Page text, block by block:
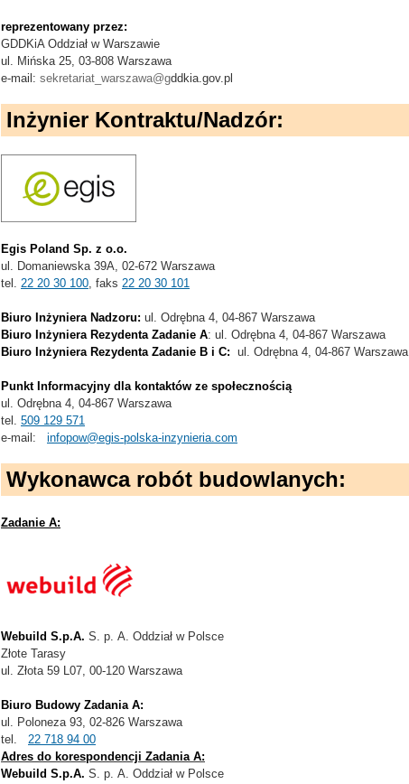
reprezentowany przez:
GDDKiA Oddział w Warszawie
ul. Mińska 25, 03-808 Warszawa
e-mail: sekretariat_warszawa@gddkia.gov.pl
Inżynier Kontraktu/Nadzór:
Egis Poland Sp. z o.o.
ul. Domaniewska 39A, 02-672 Warszawa
tel. 22 20 30 100 , faks 22 20 30 101
Biuro Inżyniera Nadzoru: ul. Odrębna 4, 04-867 Warszawa
Biuro Inżyniera Rezydenta Zadanie A: ul. Odrębna 4, 04-867 Warszawa
Biuro Inżyniera Rezydenta Zadanie B i C: ul. Odrębna 4, 04-867 Warszawa
Punkt Informacyjny dla kontaktów ze społecznością
ul. Odrębna 4, 04-867 Warszawa
tel. 509 129 571
e-mail: infopow@egis-polska-inzynieria.com
Wykonawca robót budowlanych:
Zadanie A:
Webuild S.p.A. S. p. A. Oddział w Polsce
Złote Tarasy
ul. Złota 59 L07, 00-120 Warszawa
Biuro Budowy Zadania A:
ul. Poloneza 93, 02-826 Warszawa
tel. 22 718 94 00
Adres do korespondencji Zadania A:
Webuild S.p.A. S. p. A. Oddział w Polsce